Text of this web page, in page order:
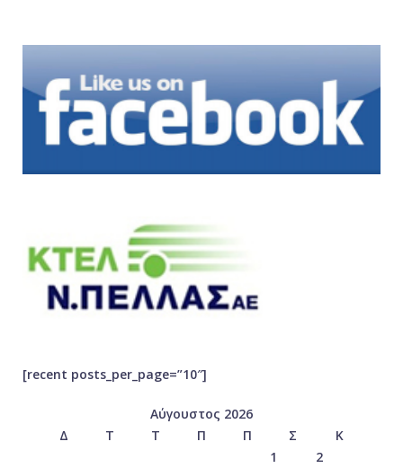
[recent posts_per_page=”10″]
Αύγουστος 2026
Δ
Τ Τ Π Π Σ
Κ
1
2